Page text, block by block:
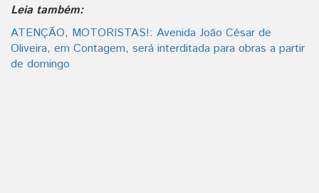
Leia também:
ATENÇÃO, MOTORISTAS!: Avenida João César de
Oliveira, em Contagem, será interditada para obras a partir
de domingo